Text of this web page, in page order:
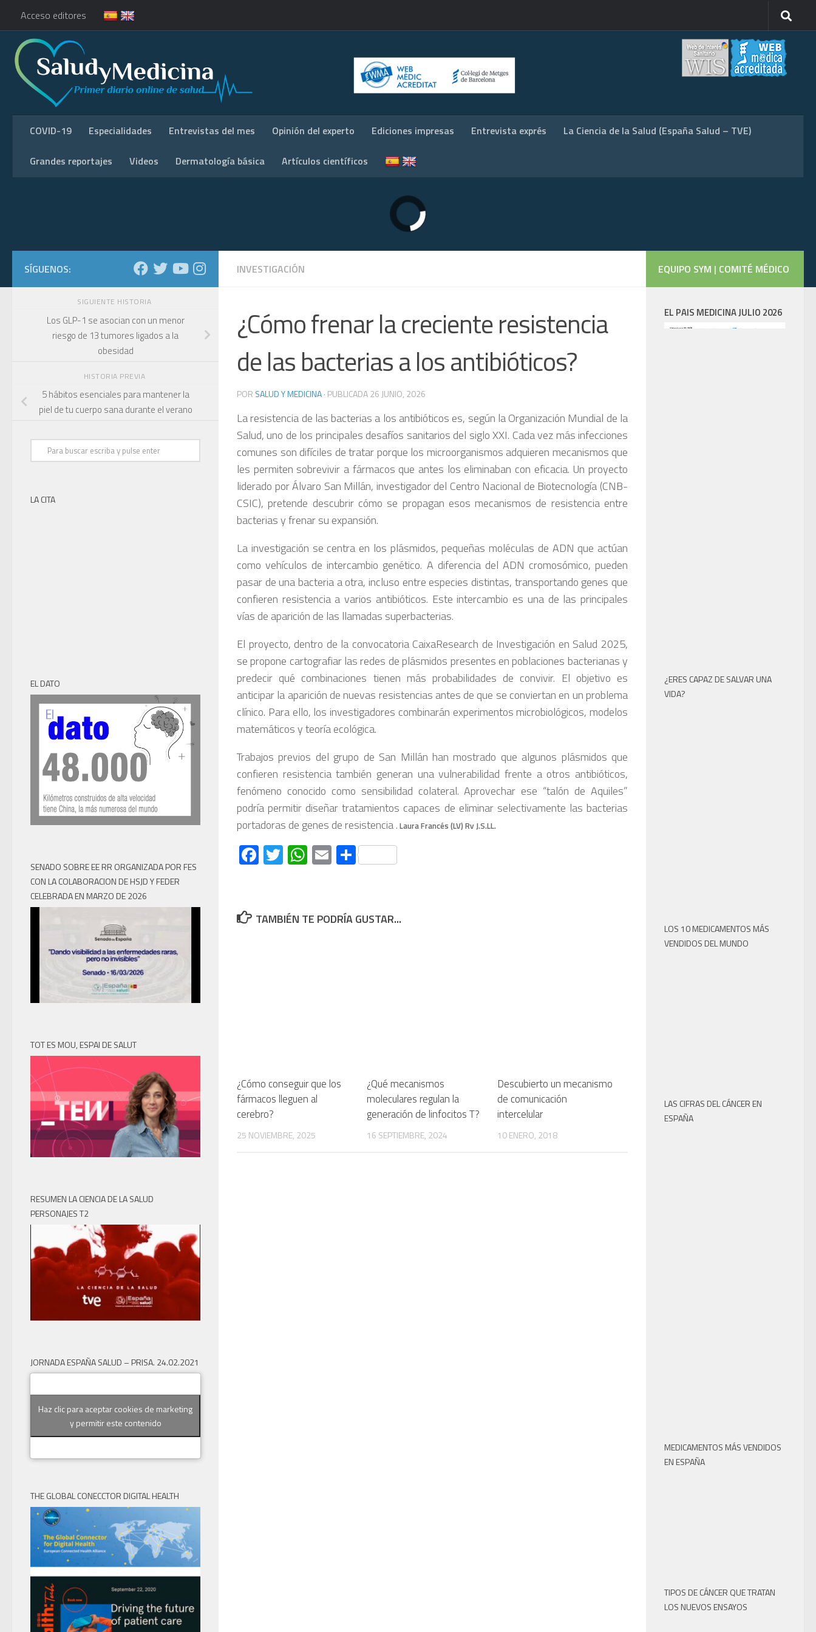
Acceso editores
COVID-19 Especialidades Entrevistas del mes Opinión del experto Ediciones impresas Entrevista exprés La Ciencia de la Salud (España Salud – TVE)
Grandes reportajes Videos Dermatología básica Artículos científicos
INVESTIGACIÓN
¿Cómo frenar la creciente resistencia
de las bacterias a los antibióticos?
POR SALUD Y MEDICINA· PUBLICADA26 JUNIO, 2026
La resistencia de las bacterias a los antibióticos es, según la Organización Mundial de la
Salud, uno de los principales desafíos sanitarios del siglo XXI. Cada vez más infecciones
comunes son difíciles de tratar porque los microorganismos adquieren mecanismos que
les permiten sobrevivir a fármacos que antes los eliminaban con eficacia. Un proyecto
liderado por Álvaro San Millán, investigador del Centro Nacional de Biotecnología (CNB-
CSIC), pretende descubrir cómo se propagan esos mecanismos de resistencia entre
bacterias y frenar su expansión.
La investigación se centra en los plásmidos, pequeñas moléculas de ADN que actúan
como vehículos de intercambio genético. A diferencia del ADN cromosómico, pueden
pasar de una bacteria a otra, incluso entre especies distintas, transportando genes que
confieren resistencia a varios antibióticos. Este intercambio es una de las principales
vías de aparición de las llamadas superbacterias.
El proyecto, dentro de la convocatoria CaixaResearch de Investigación en Salud 2025,
se propone cartografiar las redes de plásmidos presentes en poblaciones bacterianas y
predecir qué combinaciones tienen más probabilidades de convivir. El objetivo es
anticipar la aparición de nuevas resistencias antes de que se conviertan en un problema
clínico. Para ello, los investigadores combinarán experimentos microbiológicos, modelos
matemáticos y teoría ecológica.
Trabajos previos del grupo de San Millán han mostrado que algunos plásmidos que
confieren resistencia también generan una vulnerabilidad frente a otros antibióticos,
fenómeno conocido como sensibilidad colateral. Aprovechar ese “talón de Aquiles”
podría permitir diseñar tratamientos capaces de eliminar selectivamente las bacterias
portadoras de genes de resistencia . Laura Francés (LV) Rv J.S.LL.
Facebook
Twitter
WhatsApp
EmailCompartir
TAMBIÉN TE PODRÍA GUSTAR...
¿Cómo conseguir que los
fármacos lleguen al
cerebro?
25 NOVIEMBRE, 2025
¿Qué mecanismos
moleculares regulan la
generación de linfocitos T?
16 SEPTIEMBRE, 2024
Descubierto un mecanismo
de comunicación
intercelular
10 ENERO, 2018
SÍGUENOS:
SIGUIENTE HISTORIA
Los GLP-1 se asocian con un menor
riesgo de 13 tumores ligados a la
obesidad
HISTORIA PREVIA
5 hábitos esenciales para mantener la
piel de tu cuerpo sana durante el verano
LA CITA
EL DATO
SENADO SOBRE EE RR ORGANIZADA POR FES
CON LA COLABORACION DE HSJD Y FEDER
CELEBRADA EN MARZO DE 2026
TOT ES MOU, ESPAI DE SALUT
RESUMEN LA CIENCIA DE LA SALUD
PERSONAJES T2
JORNADA ESPAÑA SALUD – PRISA. 24.02.2021
Haz clic para aceptar cookies de marketing
y permitir este contenido
THE GLOBAL CONECCTOR DIGITAL HEALTH
EQUIPO SYM | COMITÉ MÉDICO
EL PAIS MEDICINA JULIO 2026
¿ERES CAPAZ DE SALVAR UNA
VIDA?
LOS 10 MEDICAMENTOS MÁS
VENDIDOS DEL MUNDO
LAS CIFRAS DEL CÁNCER EN
ESPAÑA
MEDICAMENTOS MÁS VENDIDOS
EN ESPAÑA
TIPOS DE CÁNCER QUE TRATAN
LOS NUEVOS ENSAYOS